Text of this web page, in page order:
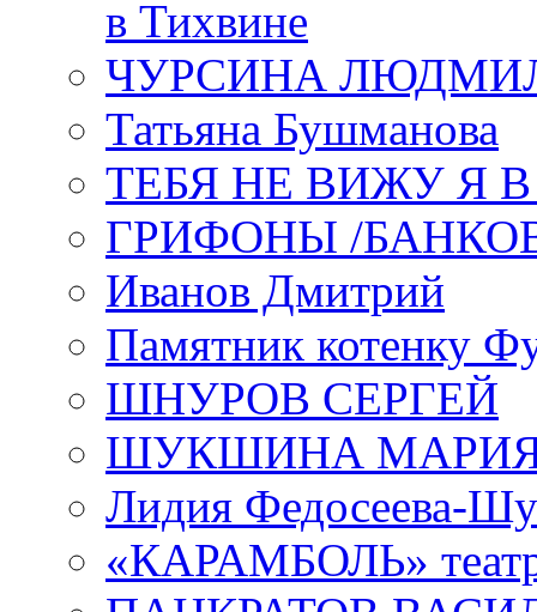
в Тихвине
ЧУРСИНА
Татьяна Бушманова
ТЕБЯ НЕ ВИЖУ Я
ГРИФОНЫ /
Иванов Дмитрий
Памятник котенку
ШНУРОВ СЕРГЕЙ
ШУКШИНА
Лидия Федосеева-
«КАРАМБОЛЬ»